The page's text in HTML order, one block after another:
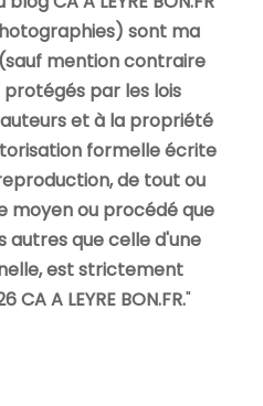
sont ma
mention contraire
par les lois
et à la propriété
formelle écrite
de tout ou
moyen ou procédé que
autres que celle d'une
est strictement
A LEYRE BON.FR."